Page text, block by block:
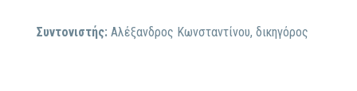
Συντονιστής: Αλέξανδρος Κωνσταντίνου, δικηγόρος